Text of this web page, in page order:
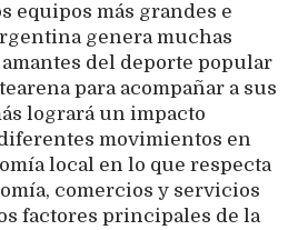
equipos más grandes e
genera muchas
del deporte popular
para acompañar a sus
logrará un impacto
movimientos en
local en lo que respecta
comercios y servicios
factores principales de la